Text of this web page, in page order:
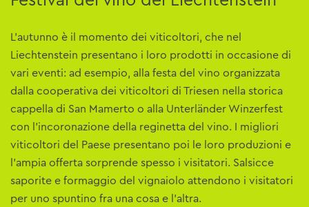
L'autunno è il momento dei viticoltori, che nel
Liechtenstein presentano i loro prodotti in occasione di
vari eventi: ad esempio, alla festa del vino organizzata
dalla cooperativa dei viticoltori di Triesen nella storica
cappella di San Mamerto o alla Unterländer Winzerfest
con l'incoronazione della reginetta del vino. I migliori
viticoltori del Paese presentano poi le loro produzioni e
l'ampia offerta sorprende spesso i visitatori. Salsicce
saporite e formaggio del vignaiolo attendono i visitatori
per uno spuntino fra una cosa e l'altra.